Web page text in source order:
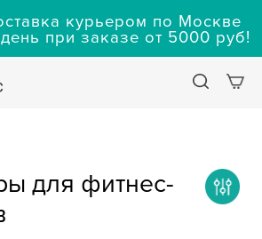
курьером по Москве
при заказе от 5000 руб!
для фитнес-